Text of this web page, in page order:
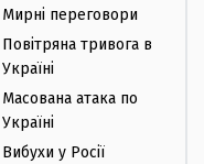
Мирні переговори
Повітряна тривога в
Україні
Масована атака по
Україні
Вибухи у Росії